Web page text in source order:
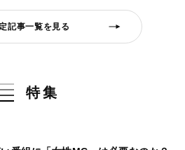
記事一覧を見る
特集